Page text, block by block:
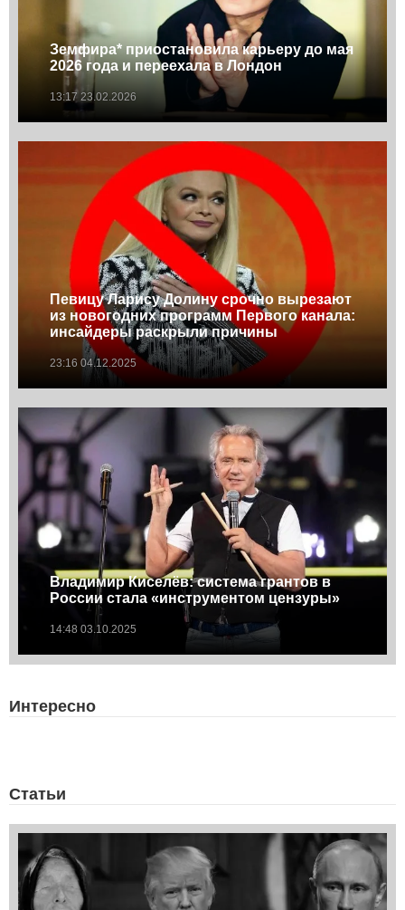
Земфира* приостановила карьеру до мая
2026 года и переехала в Лондон
13:17 23.02.2026
Певицу Ларису Долину срочно вырезают
из новогодних программ Первого канала:
инсайдеры раскрыли причины
23:16 04.12.2025
Владимир Киселёв: система грантов в
России стала «инструментом цензуры»
14:48 03.10.2025
Интересно
Статьи